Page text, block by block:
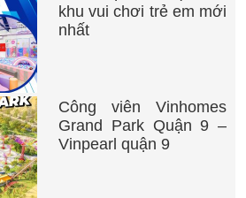
khu vui chơi trẻ em mới
nhất
Công viên Vinhomes
Grand Park Quận 9 –
Vinpearl quận 9